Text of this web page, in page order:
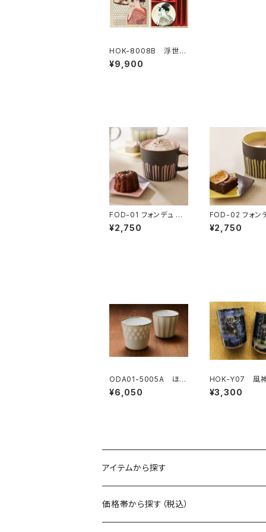
HOK-8008B 浮世絵
器行 写楽・歌麿 小
皿箸揃ペア 木箱
¥9,900
FOD-01 フォンデュ マ
グ＆ミニプレート チョ
コイチゴ
¥2,750
FOD-02 フォンデュ マ
グ＆ミニプレー
コバナナ
¥2,750
ODA01-5005A ほの
か ペアロックカップ
¥6,050
HOK-Y07 風
神 彩雲 湯呑
¥3,300
アイテムから探す
マグ
価格帯から探す（税込）